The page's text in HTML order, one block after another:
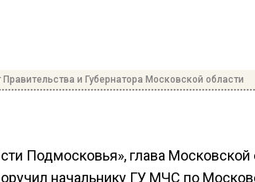
и Губернатора Московской области
Подмосковья», глава Московской
начальнику ГУ МЧС по